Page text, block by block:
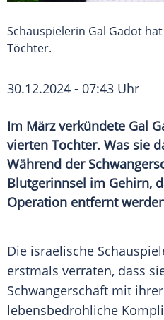
Schauspielerin Gal Gadot
Töchter.
30.12.2024 - 07:43 Uhr
Im März verkündete Gal
vierten Tochter. Was sie
Während der
Blutgerinnsel im Gehirn,
Operation entfernt
Die israelische
erstmals verraten, dass
Schwangerschaft mit
lebensbedrohliche